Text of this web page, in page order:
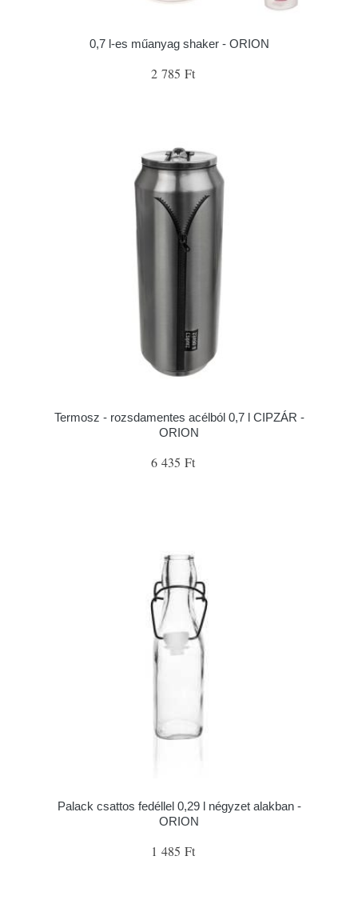
0,7 l-es műanyag shaker - ORION
2 785 Ft
Termosz - rozsdamentes acélból 0,7 l CIPZÁR -
ORION
6 435 Ft
Palack csattos fedéllel 0,29 l négyzet alakban -
ORION
1 485 Ft